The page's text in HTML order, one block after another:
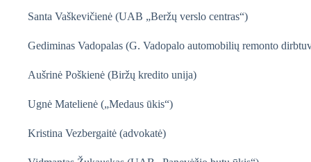
Santa Vaškevičienė (UAB „Beržų verslo centras“)
Gediminas Vadopalas (G. Vadopalo automobilių remonto
Aušrinė Poškienė (Biržų kredito unija)
Ugnė Matelienė („Medaus ūkis“)
Kristina Vezbergaitė (advokatė)